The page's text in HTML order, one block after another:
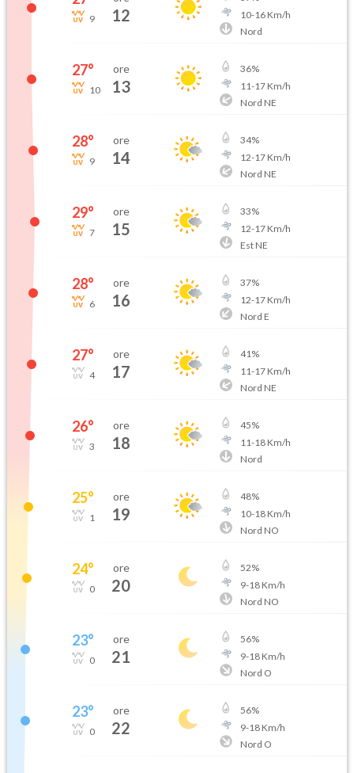
9 12
10-16Km/h
Nord
27°
10
ore
13
36%
11-17Km/h
Nord NE
28°
9
ore
14
34%
12-17Km/h
Nord NE
29°
7
ore
15
33%
12-17Km/h
Est NE
28°
6
ore
16
37%
12-17Km/h
Nord E
27°
4
ore
17
41%
11-17Km/h
Nord NE
26°
3
ore
18
45%
11-18Km/h
Nord
25°
1
ore
19
48%
10-18Km/h
Nord NO
24°
0
ore
20
52%
9-18Km/h
Nord NO
23°
0
ore
21
56%
9-18Km/h
Nord O
23°
0
ore
22
56%
9-18Km/h
Nord O